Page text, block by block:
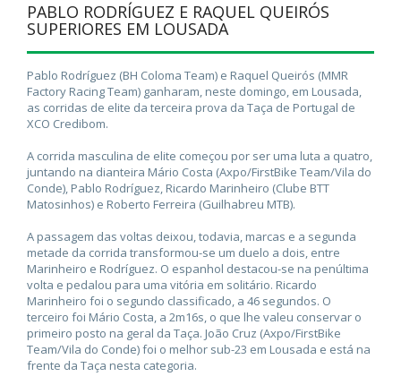
PABLO RODRÍGUEZ E RAQUEL QUEIRÓS
SUPERIORES EM LOUSADA
Pablo Rodríguez (BH Coloma Team) e Raquel Queirós (MMR
Factory Racing Team) ganharam, neste domingo, em Lousada,
as corridas de elite da terceira prova da Taça de Portugal de
XCO Credibom.
A corrida masculina de elite começou por ser uma luta a quatro,
juntando na dianteira Mário Costa (Axpo/FirstBike Team/Vila do
Conde), Pablo Rodríguez, Ricardo Marinheiro (Clube BTT
Matosinhos) e Roberto Ferreira (Guilhabreu MTB).
A passagem das voltas deixou, todavia, marcas e a segunda
metade da corrida transformou-se um duelo a dois, entre
Marinheiro e Rodríguez. O espanhol destacou-se na penúltima
volta e pedalou para uma vitória em solitário. Ricardo
Marinheiro foi o segundo classificado, a 46 segundos. O
terceiro foi Mário Costa, a 2m16s, o que lhe valeu conservar o
primeiro posto na geral da Taça. João Cruz (Axpo/FirstBike
Team/Vila do Conde) foi o melhor sub-23 em Lousada e está na
frente da Taça nesta categoria.